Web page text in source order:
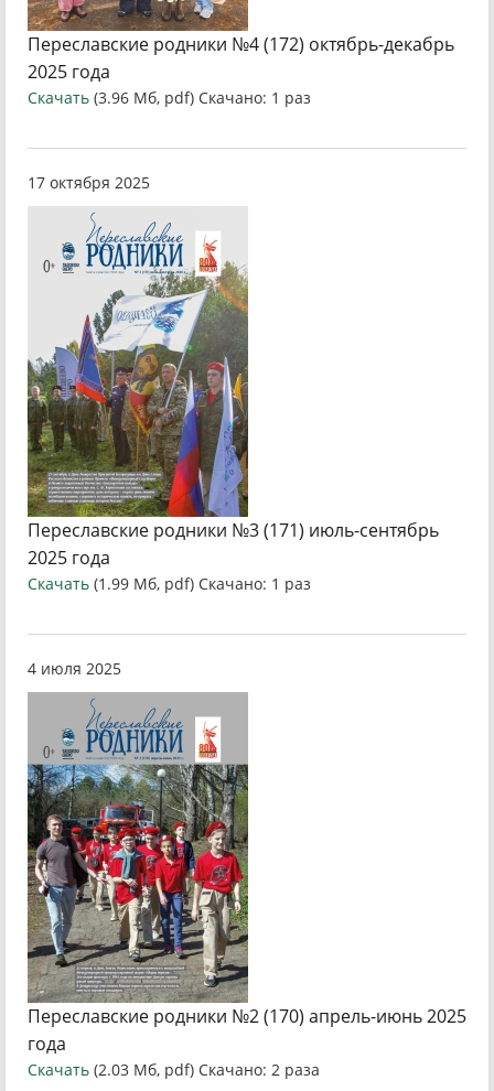
Переславские родники №4 (172) октябрь-декабрь
2025 года
Скачать (3.96 Мб, pdf) Скачано: 1 раз
17 октября 2025
Переславские родники №3 (171) июль-сентябрь
2025 года
Скачать (1.99 Мб, pdf) Скачано: 1 раз
4 июля 2025
Переславские родники №2 (170) апрель-июнь 2025
года
Скачать (2.03 Мб, pdf) Скачано: 2 раза